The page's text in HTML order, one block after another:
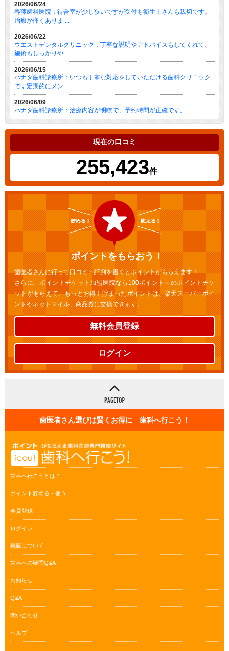
2026/06/24
春藤歯科医院：待合室が少し狭いですが受付も衛生士さんも親切です。
治療が痛くありま ...
2026/06/22
ウエストデンタルクリニック：丁寧な説明やアドバイスもしてくれて、
施術もしっかりや ...
2026/06/15
ハナダ歯科診療所：いつも丁寧な対応をしていただける歯科クリニック
です定期的にメン ...
2026/06/09
ハナダ歯科診療所：治療内容が明瞭で、予約時間が正確です。
現在の口コミ
255,423件
ポイントをもらおう！
歯医者さんに行って口コミ・評判を書くとポイントがもらえます！
さらに、ポイントチケット加盟医院なら100ポイント～のポイントチケ
ットがもらえて、もっとお得！貯まったポイントは、楽天スーパーポイ
ントやネットマイル、商品券に交換できます。
無料会員登録
ログイン
歯医者さん選びは賢くお得に 歯科へ行こう！
歯科へ行こうとは？
ポイント貯める・使う
会員登録
ログイン
掲載について
歯科への疑問Q&A
お知らせ
Q&A
問い合わせ
ヘルプ